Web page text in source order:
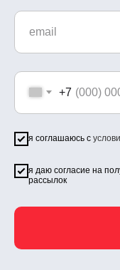
+7
я соглашаюсь с
я даю согласие на
рассылок